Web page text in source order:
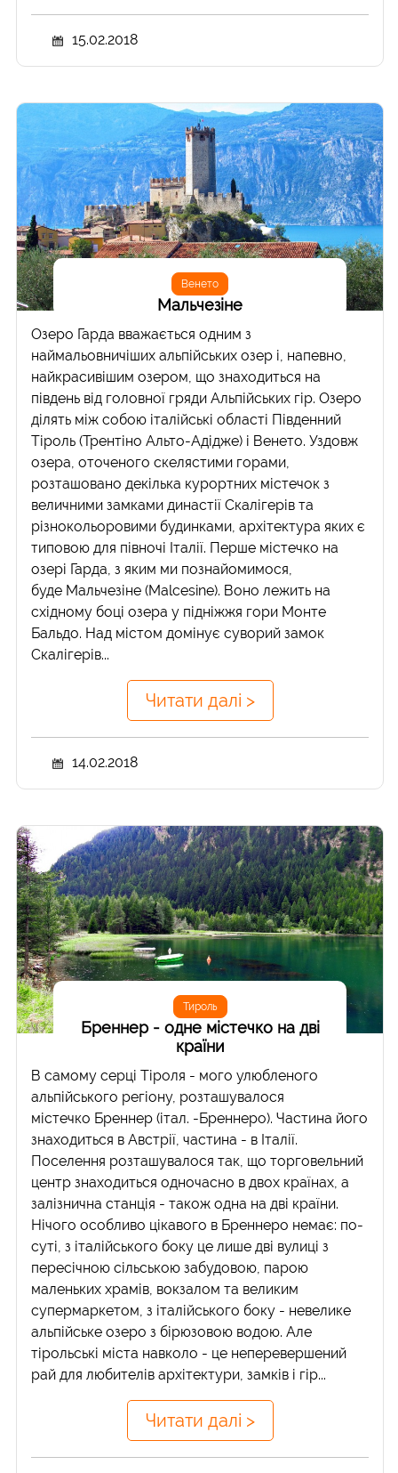
15.02.2018
Венето
Мальчезіне
Озеро Гарда вважається одним з
наймальовничіших альпійських озер і, напевно,
найкрасивішим озером, що знаходиться на
південь від головної гряди Альпійських гір. Озеро
ділять між собою італійські області Південний
Тіроль (Трентіно Альто-Адідже) і Венето. Уздовж
озера, оточеного скелястими горами,
розташовано декілька курортних містечок з
величними замками династії Скалігерів та
різнокольоровими будинками, архітектура яких є
типовою для півночі Італії. Перше містечко на
озері Гарда, з яким ми познайомимося,
буде Мальчезіне (Malcesine). Воно лежить на
східному боці озера у підніжжя гори Монте
Бальдо. Над містом домінує суворий замок
Скалігерів...
Читати далі >
14.02.2018
Тироль
Бреннер - одне містечко на дві
країни
В самому серці Тіроля - мого улюбленого
альпійського регіону, розташувалося
містечко Бреннер (італ. -Бреннеро). Частина його
знаходиться в Австрії, частина - в Італії.
Поселення розташувалося так, що торговельний
центр знаходиться одночасно в двох країнах, а
залізнична станція - також одна на дві країни.
Нічого особливо цікавого в Бреннеро немає: по-
суті, з італійського боку це лише дві вулиці з
пересічною сільською забудовою, парою
маленьких храмів, вокзалом та великим
супермаркетом, з італійського боку - невелике
альпійське озеро з бірюзовою водою. Але
тірольські міста навколо - це неперевершений
рай для любителів архітектури, замків і гір...
Читати далі >